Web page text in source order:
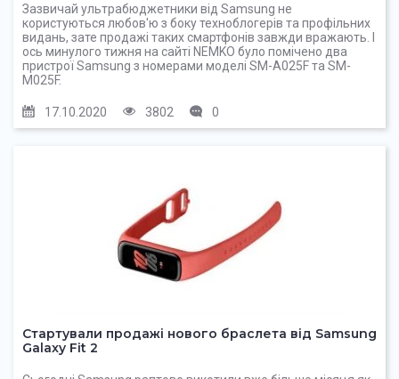
Зазвичай ультрабюджетники від Samsung не
користуються любов'ю з боку техноблогерів та профільних
видань, зате продажі таких смартфонів завжди вражають. І
ось минулого тижня на сайті NEMKO було помічено два
пристрої Samsung з номерами моделі SM-A025F та SM-
M025F.
17.10.2020 3802 0
Стартували продажі нового браслета від Samsung
Galaxy Fit 2